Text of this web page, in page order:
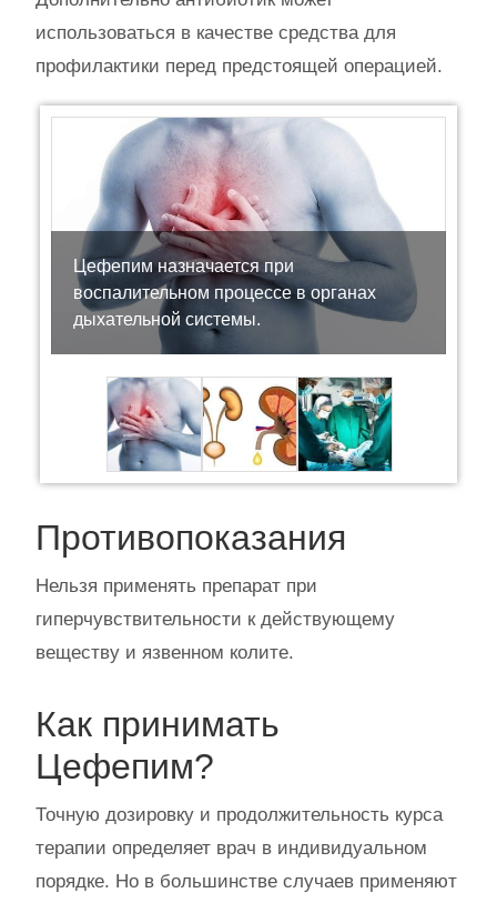
использоваться в качестве средства для
профилактики перед предстоящей операцией.
Цефепим назначается при
воспалительном процессе в органах
дыхательной системы.
Противопоказания
Нельзя применять препарат при
гиперчувствительности к действующему
веществу и язвенном колите.
Как принимать
Цефепим?
Точную дозировку и продолжительность курса
терапии определяет врач в индивидуальном
порядке. Но в большинстве случаев применяют